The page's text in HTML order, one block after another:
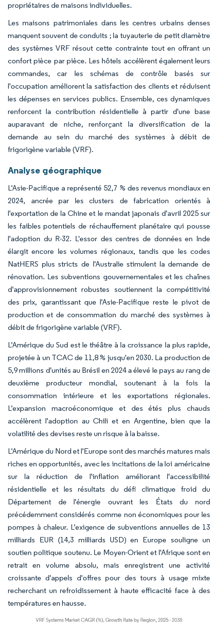
propriétaires de maisons individuelles.
Les maisons patrimoniales dans les centres urbains denses
manquent souvent de conduits ; la tuyauterie de petit diamètre
des systèmes VRF résout cette contrainte tout en offrant un
confort pièce par pièce. Les hôtels accélèrent également leurs
commandes, car les schémas de contrôle basés sur
l'occupation améliorent la satisfaction des clients et réduisent
les dépenses en services publics. Ensemble, ces dynamiques
renforcent la contribution résidentielle à partir d'une base
auparavant de niche, renforçant la diversification de la
demande au sein du marché des systèmes à débit de
frigorigène variable (VRF).
Analyse géographique
L'Asie-Pacifique a représenté 52,7 % des revenus mondiaux en
2024, ancrée par les clusters de fabrication orientés à
l'exportation de la Chine et le mandat japonais d'avril 2025 sur
les faibles potentiels de réchauffement planétaire qui pousse
l'adoption du R-32. L'essor des centres de données en Inde
élargit encore les volumes régionaux, tandis que les codes
NatHERS plus stricts de l'Australie stimulent la demande de
rénovation. Les subventions gouvernementales et les chaînes
d'approvisionnement robustes soutiennent la compétitivité
des prix, garantissant que l'Asie-Pacifique reste le pivot de
production et de consommation du marché des systèmes à
débit de frigorigène variable (VRF).
L'Amérique du Sud est le théâtre à la croissance la plus rapide,
projetée à un TCAC de 11,8 % jusqu'en 2030. La production de
5,9 millions d'unités au Brésil en 2024 a élevé le pays au rang de
deuxième producteur mondial, soutenant à la fois la
consommation intérieure et les exportations régionales.
L'expansion macroéconomique et des étés plus chauds
accélèrent l'adoption au Chili et en Argentine, bien que la
volatilité des devises reste un risque à la baisse.
L'Amérique du Nord et l'Europe sont des marchés matures mais
riches en opportunités, avec les incitations de la loi américaine
sur la réduction de l'inflation améliorant l'accessibilité
résidentielle et les résultats du défi climatique froid du
Département de l'énergie ouvrant les États du nord
précédemment considérés comme non économiques pour les
pompes à chaleur. L'exigence de subventions annuelles de 13
milliards EUR (14,3 milliards USD) en Europe souligne un
soutien politique soutenu. Le Moyen-Orient et l'Afrique sont en
retrait en volume absolu, mais enregistrent une activité
croissante d'appels d'offres pour des tours à usage mixte
recherchant un refroidissement à haute efficacité face à des
températures en hausse.